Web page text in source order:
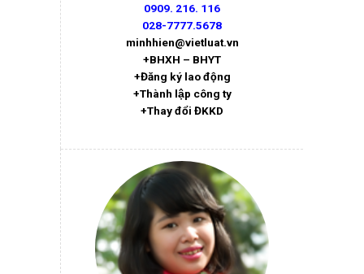
0909. 216. 116
028-7777.5678
minhhien@vietluat.vn
+BHXH – BHYT
+Đăng ký lao động
+Thành lập công ty
+Thay đổi ĐKKD